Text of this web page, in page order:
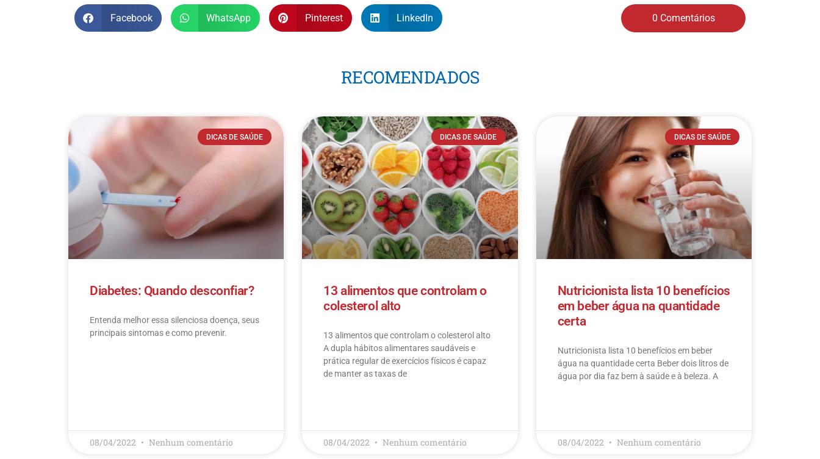
Facebook WhatsApp Pinterest LinkedIn 0 Comentários
RECOMENDADOS
DICAS DE SAÚDE
Diabetes: Quando desconfiar?
Entenda melhor essa silenciosa doença, seus
principais sintomas e como prevenir.
08/04/2022 Nenhum comentário
DICAS DE SAÚDE
13 alimentos que controlam o
colesterol alto
13 alimentos que controlam o colesterol alto​
A dupla hábitos alimentares saudáveis e
prática regular de exercícios físicos é capaz
de manter as taxas de
08/04/2022 Nenhum comentário
DICAS DE SAÚDE
Nutricionista lista 10 benefícios
em beber água na quantidade
certa
Nutricionista lista 10 benefícios em beber
água na quantidade certa Beber dois litros de
água por dia faz bem à saúde e à beleza. A
08/04/2022 Nenhum comentário